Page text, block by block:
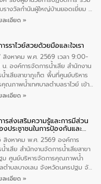
ยเป็นพระราชกุศล สมเด็จพระนาง
ติ์พระบรมราชินีนาถ พระบรมราช
รางวัลกำนันผู้ใหญ่บ้านยอดเยี่ยม ณ
รัฐบาล โดยมีนายอนุทิน ชาญวีรกูล
ละประกาศเกียรติคุณให้แก่ กำนัน
นยอดเยี่ยม พร้อมกล่าวชื่นชม ให้
และมอบนโยบาย
ละเอียด »
รราไวย์สวยด้วยมือและใจเรา
สิงหาคม พ.ศ. 2569 เวลา 9:00-
. องค์การจัดการน้ำเสีย สำนักงาน
ำเสียสาขาภูเก็ต พื้นที่ศูนย์บริหาร
ณภาพน้ำเทศบาลตำบลราไวย์ เข้า
งการราไวย์สวยด้วยมือและใจเรา
น ตัวแทนจากโรงแรมต่างๆ ในเขต
ตำบลราไวย์ ศูนย์บริหารจัดการ
ำเทศบาลตำบลราไวย์ นำโดยนาย
วเศษ ผู้จัดการสำนักงานจัดการน้ำ
าภูเก็ต พร้อมด้วยเจ้าหน้าที่ จำนวน
มทำกิจกรรม ทำความสะอาด
และแหล่งท่องเที่ยว ณ บริเวณ
ละเอียด »
ารส่งเสริมความรู้และการมีส่วน
งประชาชนในการป้องกันและ
ญหาน้ำเสียอย่างยั่งยืน
สิงหาคม พ.ศ. 2569 องค์การ
ำเสีย สำนักงานจัดการน้ำเสียสาขา
ม ศูนย์บริหารจัดการคุณภาพน้ำ
ลตำบลบางเลน จังหวัดนครปฐม จัด
ภายใต้โครงการส่งเสริมความรู้และ
ละเอียด »